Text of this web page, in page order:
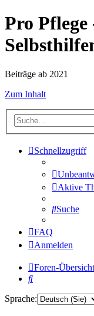
Pro Pflege
Beiträge ab 2021
Zum Inhalt
Schnellzugriff
Aktive
Suche
FAQ
Anmelden
Foren-Übersicht
Suche
Sprache: